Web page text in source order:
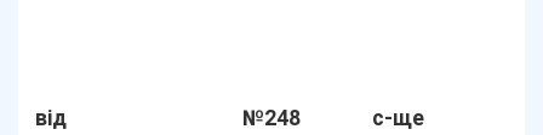
від
№248
с-ще